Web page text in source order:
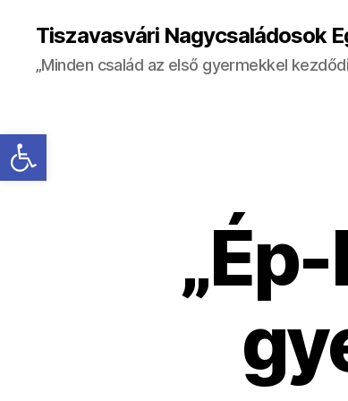
Eszköztár megnyitása
Tiszavasvári Nagycsaládosok
„Minden család az első gyermekkel